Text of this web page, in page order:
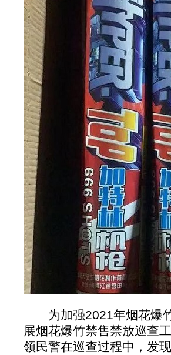
为加强2021年烟花爆竹
展烟花爆竹禁售禁放巡查
领民警在巡查过程中，发